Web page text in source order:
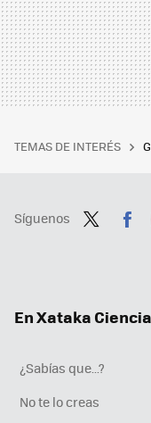
TEMAS DE INTERÉS
Síguenos
En Xataka
¿Sabías que...?
No te lo creas